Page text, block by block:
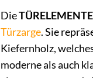
Die
Türzarge. Sie
Kiefernholz,
moderne als auch